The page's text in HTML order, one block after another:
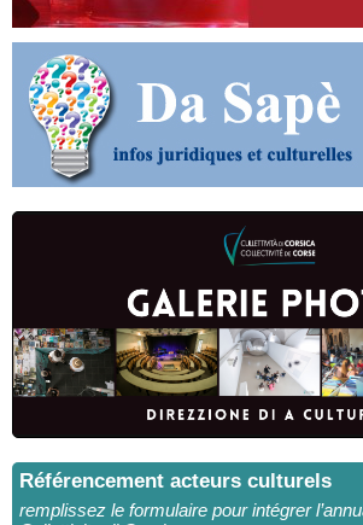
Référencement acteurs culturels
remplissez le formulaire pour intégrer